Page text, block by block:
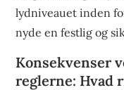
lydniveauet inden
nyde en festlig og
Konsekvenser
reglerne: Hvad